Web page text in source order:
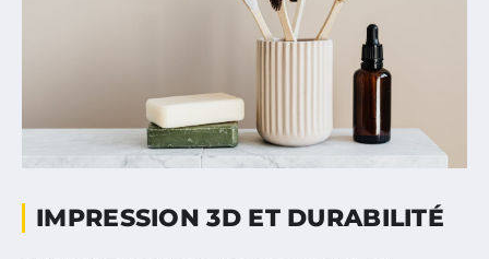
IMPRESSION 3D ET DURABILITÉ